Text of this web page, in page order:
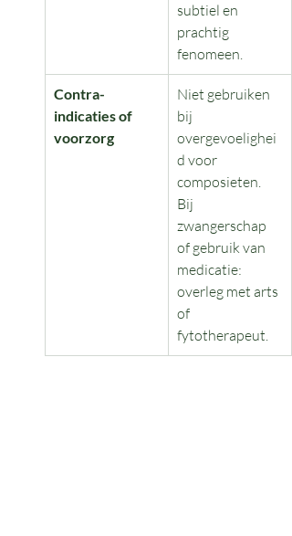
subtiel en
prachtig
fenomeen.
Contra-
indicaties of
voorzorg
Niet gebruiken
bij
overgevoelighei
d voor
composieten.
Bij
zwangerschap
of gebruik van
medicatie:
overleg met arts
of
fytotherapeut.